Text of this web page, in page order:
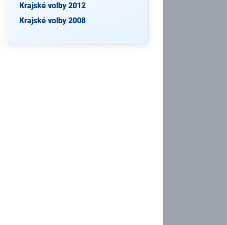
Krajské volby 2012
Krajské volby 2008